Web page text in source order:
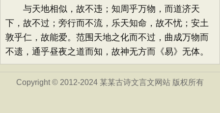
与天地相似，故不违；知周乎万物，而道济天
下，故不过；旁行而不流，乐天知命，故不忧；安土
敦乎仁，故能爱。范围天地之化而不过，曲成万物而
不遗，通乎昼夜之道而知，故神无方而《易》无体。
Copyright © 2012-2024 某某古诗文言文网站 版权所有